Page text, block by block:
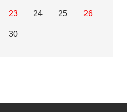
23 24 25 26
30